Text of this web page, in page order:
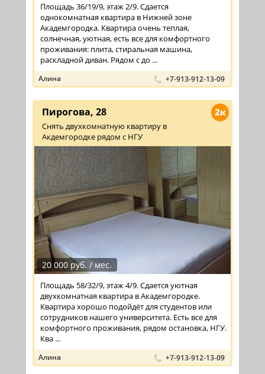
Площадь 36/19/9, этаж 2/9. Сдается
однокомнатная квартира в Нижней зоне
Академгородка. Квартира очень теплая,
солнечная, уютная, есть все для комфортного
проживания: плита, стиральная машина,
раскладной диван. Рядом с до ...
Алина +7-913-912-13-09
2к
Пирогова, 28
Снять двухкомнатную квартиру в
Акдемгородке рядом с НГУ
20 000 руб. / мес.
Площадь 58/32/9, этаж 4/9. Сдается уютная
двухкомнатная квартира в Академгородке.
Квартира хорошо подойдёт для студентов или
сотрудников нашего университета. Есть все для
комфортного проживания, рядом остановка, НГУ.
Ква ...
Алина +7-913-912-13-09